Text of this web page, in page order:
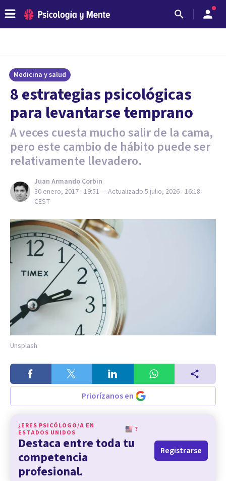
Medicina y salud
8 estrategias psicológicas
para levantarse temprano
A veces cuesta mucho salir de la cama,
pero este cambio de hábito puede ser
relativamente llevadero.
Juan Armando Corbin
30 enero, 2017 - 19:51 — Actualizado 5 julio, 2026 - 16:18
CEST
Unsplash
Priorízanos en
¿ERES PSICÓLOGO/A EN
ESTADOS UNIDOS
?
Destaca entre toda tu
competencia
profesional.
Registrarse